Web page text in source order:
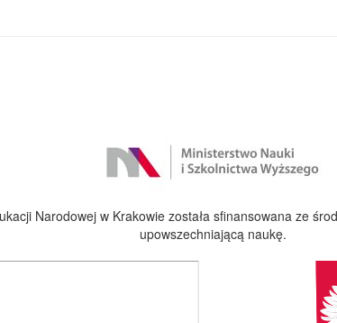
Narodowej w Krakowie została sfinansowana ze
upowszechniającą naukę.